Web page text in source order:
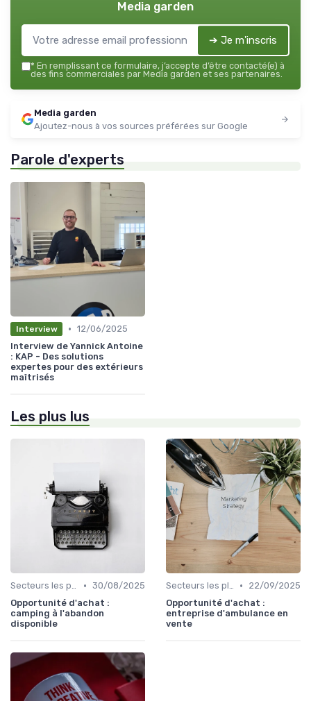
Media garden
➔ Je m'inscris
* En remplissant ce formulaire, j’accepte d’être contacté(e) à
des fins commerciales par Media garden et ses partenaires.
Media garden
Ajoutez-nous à vos sources préférées sur Google
Parole d'experts
Interview • 12/06/2025
Interview de Yannick Antoine
: KAP - Des solutions
expertes pour des extérieurs
maîtrisés
Les plus lus
Secteurs les plus recherchés • 30/08/2025
Opportunité d'achat :
camping à l'abandon
disponible
Secteurs les plus recherchés •
22/09/2025
Opportunité d'achat :
entreprise d'ambulance en
vente